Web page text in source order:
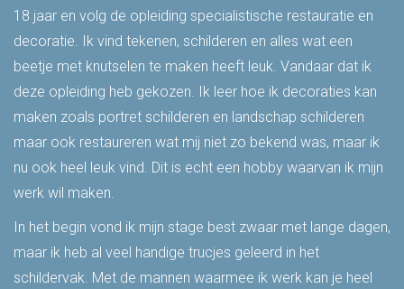
18 jaar en volg de opleiding specialistische restauratie en
decoratie. Ik vind tekenen, schilderen en alles wat een
beetje met knutselen te maken heeft leuk. Vandaar dat ik
deze opleiding heb gekozen. Ik leer hoe ik decoraties kan
maken zoals portret schilderen en landschap schilderen
maar ook restaureren wat mij niet zo bekend was, maar ik
nu ook heel leuk vind. Dit is echt een hobby waarvan ik mijn
werk wil maken.
In het begin vond ik mijn stage best zwaar met lange dagen,
maar ik heb al veel handige trucjes geleerd in het
schildervak. Met de mannen waarmee ik werk kan je heel